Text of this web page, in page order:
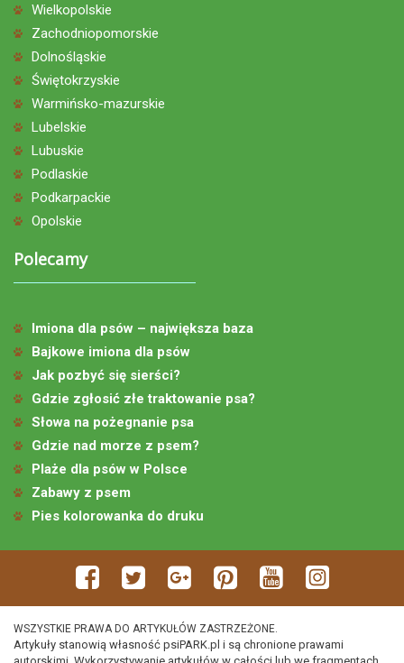
Wielkopolskie
Zachodniopomorskie
Dolnośląskie
Świętokrzyskie
Warmińsko-mazurskie
Lubelskie
Lubuskie
Podlaskie
Podkarpackie
Opolskie
Polecamy
Imiona dla psów – największa baza
Bajkowe imiona dla psów
Jak pozbyć się sierści?
Gdzie zgłosić złe traktowanie psa?
Słowa na pożegnanie psa
Gdzie nad morze z psem?
Plaże dla psów w Polsce
Zabawy z psem
Pies kolorowanka do druku
WSZYSTKIE PRAWA DO ARTYKUŁÓW ZASTRZEŻONE.
Artykuły stanowią własność psiPARK.pl i są chronione prawami